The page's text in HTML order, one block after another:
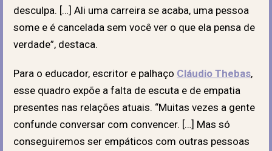
desculpa. […] Ali uma carreira se acaba, uma pessoa
some e é cancelada sem você ver o que ela pensa de
verdade”, destaca.
Para o educador, escritor e palhaço Cláudio Thebas,
esse quadro expõe a falta de escuta e de empatia
presentes nas relações atuais. “Muitas vezes a gente
confunde conversar com convencer. […] Mas só
conseguiremos ser empáticos com outras pessoas